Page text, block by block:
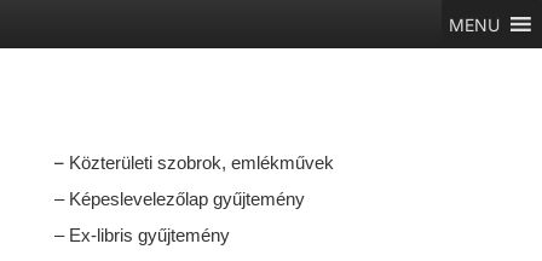
MENU
– Közterületi szobrok, emlékművek
– Képeslevelezőlap gyűjtemény
– Ex-libris gyűjtemény